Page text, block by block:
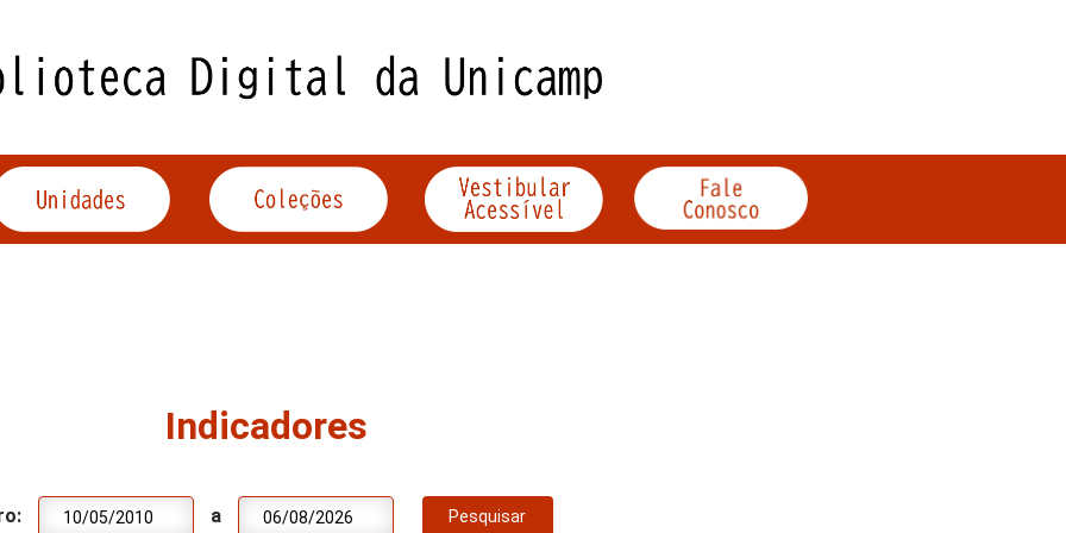
Indicadores
a